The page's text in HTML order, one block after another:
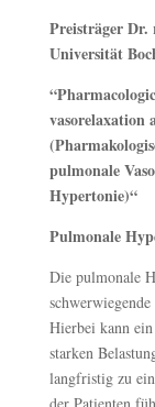
Preisträger Dr.
Universität
vasorelaxation
pulmonale
Hypertonie)“
Pulmonale
Die pulmonale
Hierbei kann
starken
langfristig zu